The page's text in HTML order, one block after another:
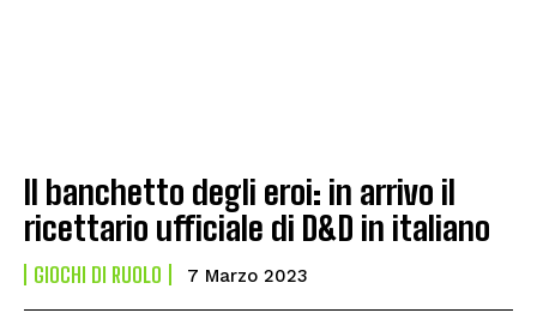
Il banchetto degli eroi: in arrivo il
ricettario ufficiale di D&D in italiano
GIOCHI DI RUOLO 7 Marzo 2023